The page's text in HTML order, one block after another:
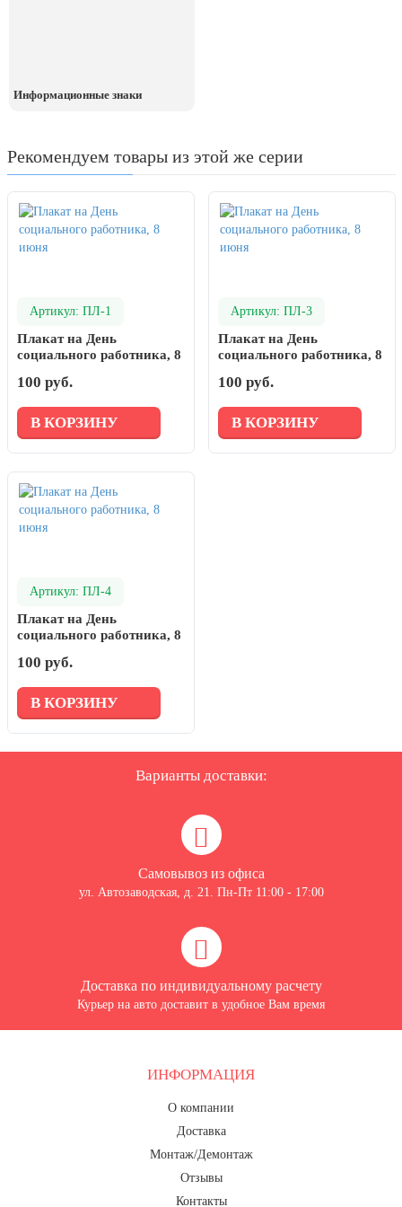
Информационные знаки
Рекомендуем товары из этой же серии
Артикул: ПЛ-1
Плакат на День
социального работника, 8
100 руб.
В КОРЗИНУ
Артикул: ПЛ-3
Плакат на День
социального работника, 8
100 руб.
В КОРЗИНУ
Артикул: ПЛ-4
Плакат на День
социального работника, 8
100 руб.
В КОРЗИНУ
Варианты доставки:
Самовывоз из офиса
ул. Автозаводская, д. 21. Пн-Пт 11:00 - 17:00
Доставка по индивидуальному расчету
Курьер на авто доставит в удобное Вам время
ИНФОРМАЦИЯ
О компании
Доставка
Монтаж/Демонтаж
Отзывы
Контакты